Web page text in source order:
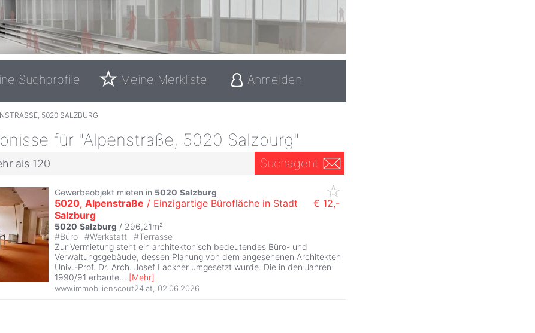
Suchprofile Meine Merkliste Anmelden
5020 SALZBURG
für "Alpenstraße, 5020 Salzburg"
als 120 Suchagent
Gewerbeobjekt mieten in 5020 Salzburg
5020, Alpenstraße / Einzigartige Bürofläche in Stadt
Salzburg
€ 12,-
5020 Salzburg / 296,21m²
#Büro #Werkstatt #Terrasse
Zur Vermietung steht ein architektonisch bedeutendes Büro- und
Verwaltungsgebäude, dessen Planung von dem angesehenen Architekten
Univ.-Prof. Dr. Arch. Josef Lackner umgesetzt wurde. Die in den Jahren
1990/91 erbaute... [Mehr]
www.immobilienscout24.at 02.06.2026